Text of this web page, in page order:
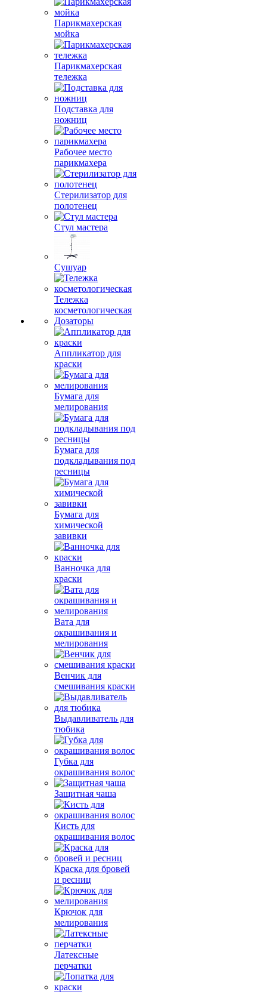
Парикмахерская
мойка
Парикмахерская
тележка
Подставка для
ножниц
Рабочее место
парикмахера
Стерилизатор для
полотенец
Стул мастера
Сушуар
Тележка
косметологическая
Дозаторы
Аппликатор для
краски
Бумага для
мелирования
Бумага для
подкладывания под
ресницы
Бумага для
химической
завивки
Ванночка для
краски
Вата для
окрашивания и
мелирования
Венчик для
смешивания краски
Выдавливатель для
тюбика
Губка для
окрашивания волос
Защитная чаша
Кисть для
окрашивания волос
Краска для бровей
и ресниц
Крючок для
мелирования
Латексные
перчатки